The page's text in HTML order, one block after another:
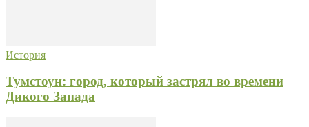
История
Тумстоун: город, который застрял во времени
Дикого Запада